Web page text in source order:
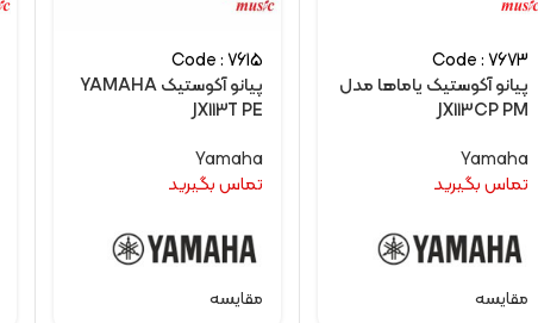
Code : 7673
پیانو آکوستیک یاماها مدل
JX113CP PM
Yamaha
تماس بگیرید
مقایسه
Code : 7615
پیانو آکوستیک YAMAHA
JX113T PE
Yamaha
تماس بگیرید
مقایسه